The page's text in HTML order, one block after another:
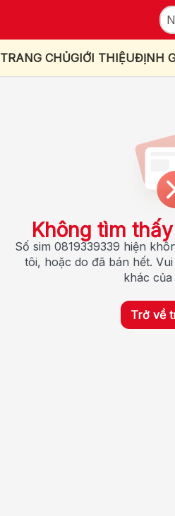
TRANG CHỦGIỚI THIỆUĐỊNH
Không tìm
Số sim 0819339339 hiện
tôi, hoặc do đã bán hết.
khác
Trở về